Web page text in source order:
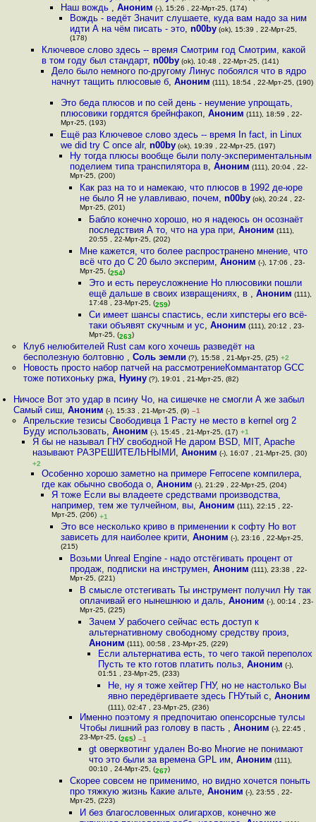
Наш вождь , Аноним (-), 15:26 , 22-Мрт-25, (174)
Вождь - ведёт Значит слушаете, куда вам надо за ним
идти А на чём писать - это,n00by (ok), 15:39 , 22-Мрт-25,
(178)
Ключевое слово здесь -- время Смотрим год Смотрим, какой
в том году был стандарт,n00by (ok), 10:48 , 22-Мрт-25, (141)
Дело было немного по-другому Линус побоялся что в ядро
начнут тащить плюсовые б, Аноним (111), 18:54 , 22-Мрт-25, (190)
Это беда плюсов и по сей день - неумение упрощать,
плюсовики гордятся брейнфакоп, Аноним (111), 18:59 , 22-
Мрт-25, (193)
Ещё раз Ключевое слово здесь -- время In fact, in Linux
we did try C once alr, n00by(ok), 19:39 , 22-Мрт-25, (197)
Ну тогда плюсы вообще были полу-экспериментальным
поделием типа транспилятора в,Аноним (111), 20:04 , 22-
Мрт-25, (200)
Как раз на то и намекаю, что плюсов в 1992 де-юре
не было Я не улавливаю, почем, n00by(ok), 20:24 , 22-
Мрт-25, (201)
Бабло конечно хорошо, но я надеюсь он осознаёт
последствия А то, что на ура при, Аноним (111),
20:55 , 22-Мрт-25, (202)
Мне кажется, что более распространено мнение, что
всё что до C 20 было эксперим, Аноним (-), 17:06 , 23-
Мрт-25, (254)
Это и есть переусложнение Но плюсовики пошли
ещё дальше в своих извращениях, в , Аноним (111),
17:48 , 23-Мрт-25, (259)
Си имеет шансы спастись, если хипстеры его всё-
таки объявят скучным и ус, Аноним (111), 20:12 , 23-
Мрт-25, (263)
Клуб нелюбителей Rust сам кого хочешь разведёт на
бесполезную болтовню , Соль земли (?), 15:58 , 21-Мрт-25, (25) +2
Новость просто набор патчей на рассмотрениеКоммантатор GCC
тоже потихоньку ржа, Нуину(?), 19:01 , 21-Мрт-25, (82)
Ничосе Вот это удар в псину Чо, на сишечке не смогли А же забыл
Самый сиш,Аноним (-), 15:33 , 21-Мрт-25, (9) –1
Апрельские тезисы Свободивца 1 Расту не место в kernel org 2
Буду использовать, Аноним (-), 15:45 , 21-Мрт-25, (17) +1
Я бы не называл ГНУ свободной Не даром BSD, MIT, Apache
называют РАЗРЕШИТЕЛЬНЫМИ, Аноним (-), 16:07 , 21-Мрт-25, (30)
+2
Особенно хорошо заметно на примере Ferrocene компилера,
где как обычно свобода о,Аноним (-), 21:29 , 22-Мрт-25, (204)
Я тоже Если вы владеете средствами производства,
например, тем же тулчейном, вы, Аноним (111), 22:15 , 22-
Мрт-25, (206) +1
Это все несколько криво в применении к софту Но вот
зависеть для наиболее крити, Аноним (-), 23:16 , 22-Мрт-25,
(215)
Возьми Unreal Engine - надо отстёгивать процент от
продаж, подписки на инструмен,Аноним (111), 23:38 , 22-
Мрт-25, (221)
В смысле отстегивать Ты инструмент получил Ну так
оплачивай его нынешнюю и даль, Аноним (-), 00:14 , 23-
Мрт-25, (225)
Зачем У рабочего сейчас есть доступ к
альтернативному свободному средству произ,
Аноним (111), 00:58 , 23-Мрт-25, (229)
Если альтернатива есть, то чего такой переполох
Пусть те кто готов платить польз,Аноним (-),
01:51 , 23-Мрт-25, (233)
Не, ну я тоже хейтер ГНУ, но не настолько Вы
явно передёргиваете здесь ГНУтый с, Аноним
(111), 02:47 , 23-Мрт-25, (236)
Именно поэтому я предпочитаю опенсорсные тулсы
Чтобы лишний раз голову в пасть , Аноним (-), 22:45 ,
23-Мрт-25, (265) –1
gt оверквотинг удален Во-во Многие не понимают
что это были за времена GPL им, Аноним (111),
00:10 , 24-Мрт-25, (267)
Скорее совсем не применимо, но видно хочется поныть
про тяжкую жизнь Какие альте,Аноним (-), 23:55 , 22-
Мрт-25, (223)
И без благословенных олигархов, конечно же